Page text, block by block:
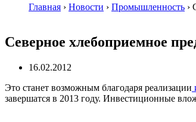
Главная › Новости › Промышленность ›
Северное хлебоприемное
16.02.2012
Это станет возможным благодаря реализации
завершатся в 2013 году. Инвестиционные